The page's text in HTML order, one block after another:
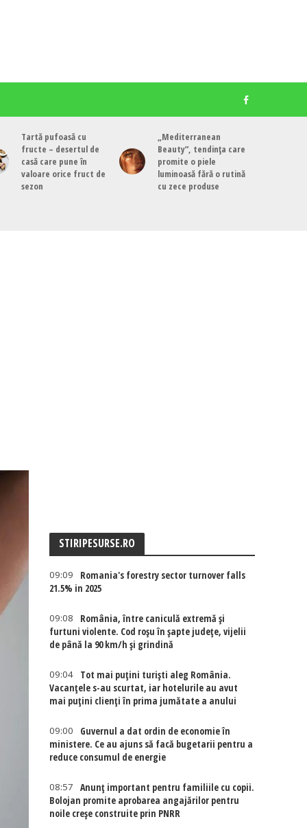
Tartă pufoasă cu
fructe – desertul de
casă care pune în
valoare orice fruct de
sezon
„Mediterranean
Beauty”, tendința care
promite o piele
luminoasă fără o rutină
cu zece produse
STIRIPESURSE.RO
09:09
Romania's forestry sector turnover falls
21.5% in 2025
09:08
România, între caniculă extremă și
furtuni violente. Cod roșu în șapte județe, vijelii
de până la 90 km/h și grindină
09:04
Tot mai puțini turiști aleg România.
Vacanțele s-au scurtat, iar hotelurile au avut
mai puțini clienți în prima jumătate a anului
09:00
Guvernul a dat ordin de economie în
ministere. Ce au ajuns să facă bugetarii pentru a
reduce consumul de energie
08:57
Anunț important pentru familiile cu copii.
Bolojan promite aprobarea angajărilor pentru
noile creșe construite prin PNRR